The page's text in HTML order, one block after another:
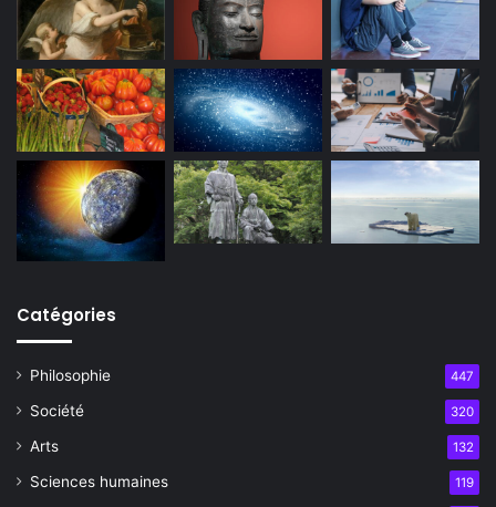
Catégories
Philosophie 447
Société 320
Arts 132
Sciences humaines 119